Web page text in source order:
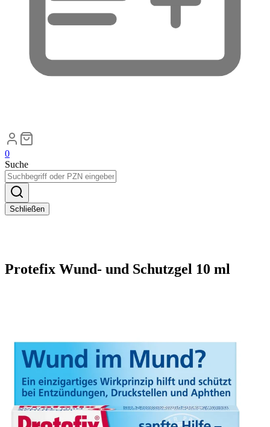
0
Suche
Schließen
Protefix Wund- und Schutzgel 10 ml